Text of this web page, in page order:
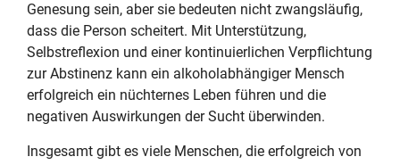
Genesung sein, aber sie bedeuten nicht zwangsläufig,
dass die Person scheitert. Mit Unterstützung,
Selbstreflexion und einer kontinuierlichen Verpflichtung
zur Abstinenz kann ein alkoholabhängiger Mensch
erfolgreich ein nüchternes Leben führen und die
negativen Auswirkungen der Sucht überwinden.
Insgesamt gibt es viele Menschen, die erfolgreich von